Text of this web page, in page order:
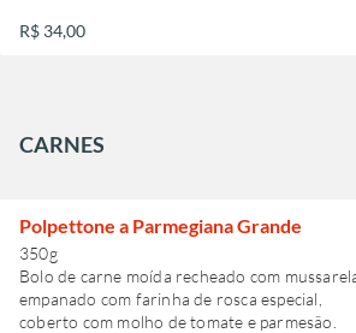
R$ 34,00
CARNES
Polpettone a Parmegiana Grande
350g
Bolo de carne moída recheado com
empanado com farinha de rosca especial,
coberto com molho de tomate e parmesão.